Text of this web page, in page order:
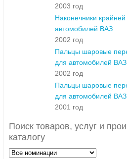
2003 год
Наконечники
автомобилей ВАЗ
2002 год
Пальцы шаровые
для автомобилей ВАЗ
2002 год
Пальцы шаровые
для автомобилей ВАЗ
2001 год
Поиск товаров, услуг и
каталогу